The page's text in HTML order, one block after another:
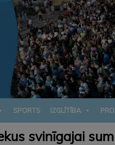
SPORTS IZGLĪTĪBA
svinīgajai